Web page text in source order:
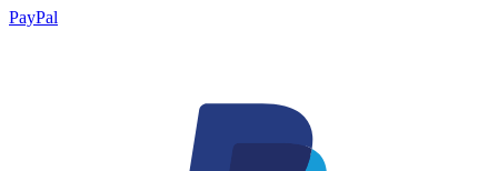
PayPal